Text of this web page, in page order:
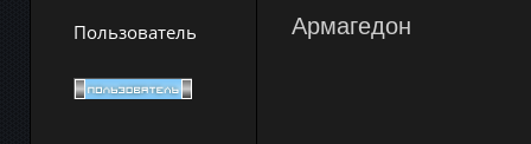
Пользователь Армагедон